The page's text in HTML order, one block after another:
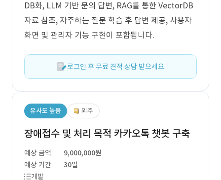
DB화, LLM 기반 문의 답변, RAG를 통한 VectorDB
자료 참조, 자주하는 질문 학습 후 답변 제공, 사용자
화면 및 관리자 기능 구현이 포함됩니다.
로그인 후 무료 견적 상담 받으세요.
유사도 높음 외주
장애접수 및 처리 목적 카카오톡 챗봇 구축
예상 금액
9,000,000원
예상 기간
30일
개발